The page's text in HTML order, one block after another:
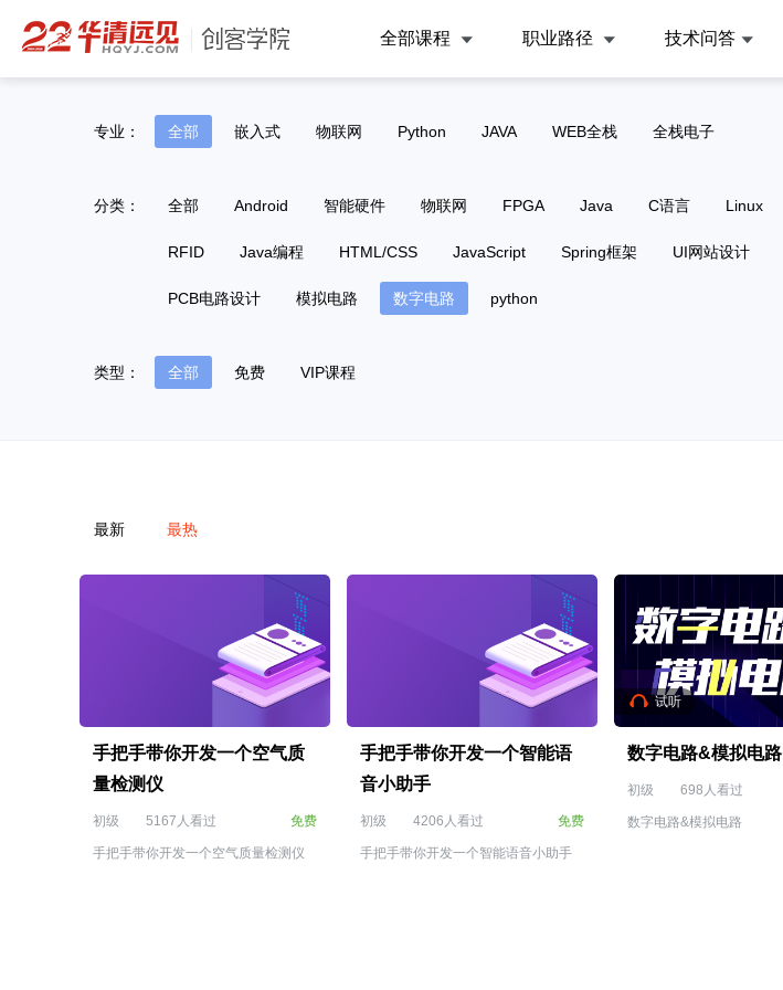
全部课程 职业路径 技术问答
专业： 全部 嵌入式 物联网 Python JAVA WEB全栈 全栈电子
分类： 全部 Android 智能硬件 物联网 FPGA Java C语言 Linux
RFID Java编程 HTML/CSS JavaScript Spring框架 UI网站设计
PCB电路设计 模拟电路 数字电路 python
类型： 全部 免费 VIP课程
最新 最热
手把手带你开发一个空气质
量检测仪
初级 5167人看过 免费
手把手带你开发一个空气质量检测仪
手把手带你开发一个智能语
音小助手
初级 4206人看过 免费
手把手带你开发一个智能语音小助手
试听
数字电路&模拟电路
初级 698人看过
数字电路&模拟电路